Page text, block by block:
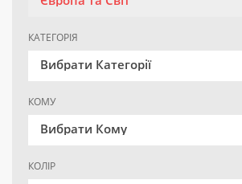
КАТЕГОРІЯ
Вибрати Категорії
КОМУ
Вибрати Кому
КОЛІР